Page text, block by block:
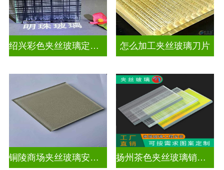
绍兴彩色夹丝玻璃定制价格 怎么加工夹丝玻璃刀片
铜陵商场夹丝玻璃安装电话 扬州茶色夹丝玻璃销售点